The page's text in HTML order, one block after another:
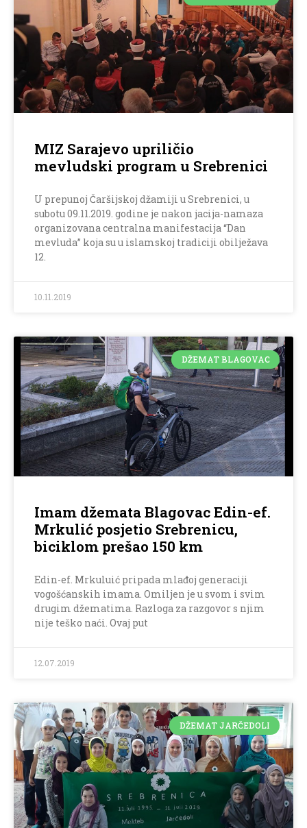
MIZ Sarajevo upriličio
mevludski program u Srebrenici
U prepunoj Čaršijskoj džamiji u Srebrenici, u
subotu 09.11.2019. godine je nakon jacija-namaza
organizovana centralna manifestacija “Dan
mevluda” koja su u islamskoj tradiciji obilježava
12.
10.11.2019
DŽEMAT BLAGOVAC
Imam džemata Blagovac Edin-ef.
Mrkulić posjetio Srebrenicu,
biciklom prešao 150 km
Edin-ef. Mrkuluić pripada mlađoj generaciji
vogošćanskih imama. Omiljen je u svom i svim
drugim džematima. Razloga za razgovor s njim
nije teško naći. Ovaj put
12.07.2019
DŽEMAT JARČEDOLI